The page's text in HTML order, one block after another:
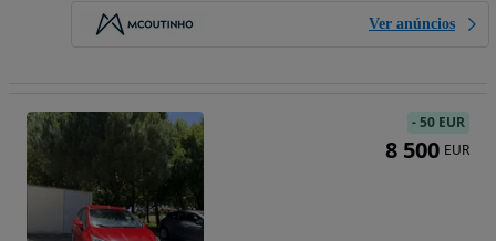
Ver anúncios
-50 EUR
8 500 EUR